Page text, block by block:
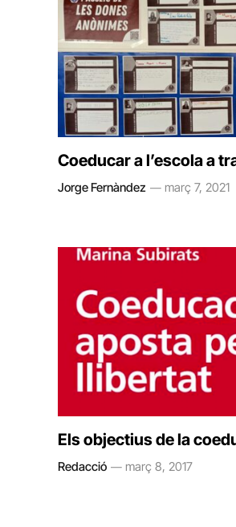
Coeducar a l’escola a
Jorge Fernàndez març 7, 2021
Els objectius de la
Redacció març 8, 2017